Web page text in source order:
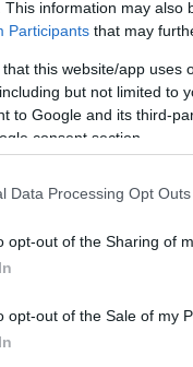
This information may also
Participants that may
that this website/app
but not limited to
to Google and its third-
consent section.
Data Processing Opt Outs
opt-out of the Sharing of
opt-out of the Sale of my
s ezzel
Tetszik 0
titánok